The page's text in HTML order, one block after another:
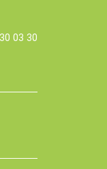
03 30